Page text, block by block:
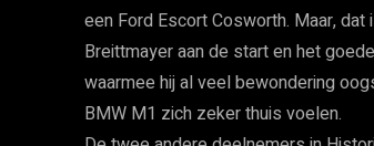
een Ford Escort Cosworth. Maar,
Breittmayer aan de start en het
waarmee hij al veel bewondering
BMW M1 zich zeker thuis voelen.